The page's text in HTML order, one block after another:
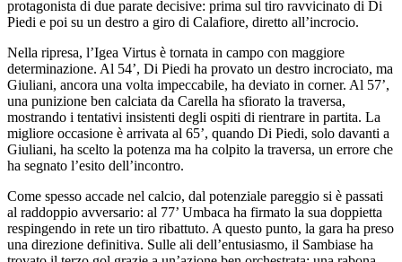
protagonista di due parate decisive: prima sul tiro ravvicinato di Di
Piedi e poi su un destro a giro di Calafiore, diretto all’incrocio.
Nella ripresa, l’Igea Virtus è tornata in campo con maggiore
determinazione. Al 54’, Di Piedi ha provato un destro incrociato, ma
Giuliani, ancora una volta impeccabile, ha deviato in corner. Al 57’,
una punizione ben calciata da Carella ha sfiorato la traversa,
mostrando i tentativi insistenti degli ospiti di rientrare in partita. La
migliore occasione è arrivata al 65’, quando Di Piedi, solo davanti a
Giuliani, ha scelto la potenza ma ha colpito la traversa, un errore che
ha segnato l’esito dell’incontro.
Come spesso accade nel calcio, dal potenziale pareggio si è passati
al raddoppio avversario: al 77’ Umbaca ha firmato la sua doppietta
respingendo in rete un tiro ribattuto. A questo punto, la gara ha preso
una direzione definitiva. Sulle ali dell’entusiasmo, il Sambiase ha